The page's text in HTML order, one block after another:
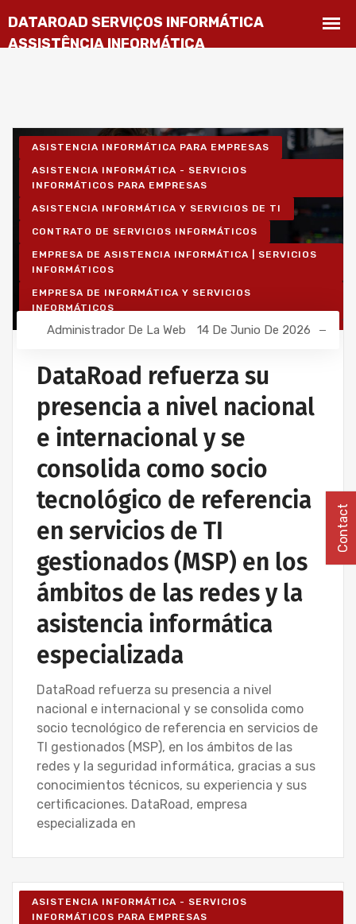
ASISTENCIA INFORMÁTICA PARA EMPRESAS
ASISTENCIA INFORMÁTICA - SERVICIOS
INFORMÁTICOS PARA EMPRESAS
ASISTENCIA INFORMÁTICA Y SERVICIOS DE TI
CONTRATO DE SERVICIOS INFORMÁTICOS
EMPRESA DE ASISTENCIA INFORMÁTICA | SERVICIOS
INFORMÁTICOS
EMPRESA DE INFORMÁTICA Y SERVICIOS
INFORMÁTICOS
INSTALACIÓN DE REDES INALÁMBRICAS PARA
INSTALACIÓN DE REDES INFORMÁTICAS
INALÁMBRICAS
IT UNLIMITED - SERVICIOS INFORMÁTICOS
MANTENIMIENTO INFORMÁTICO PARA EMPRESAS
PROYECTOS DE CABLEADO Y REDES INFORMÁTICAS
Administrador De La Web 14 De Junio De 2026
DataRoad refuerza su
presencia a nivel nacional
e internacional y se
consolida como socio
tecnológico de referencia
en servicios de TI
gestionados (MSP) en los
ámbitos de las redes y la
asistencia informática
especializada
DataRoad refuerza su presencia a nivel
nacional e internacional y se consolida como
socio tecnológico de referencia en servicios de
TI gestionados (MSP), en los ámbitos de las
redes y la seguridad informática, gracias a sus
conocimientos técnicos, su experiencia y sus
certificaciones. DataRoad, empresa
especializada en
ASISTENCIA INFORMÁTICA - SERVICIOS
INFORMÁTICOS PARA EMPRESAS
Contact